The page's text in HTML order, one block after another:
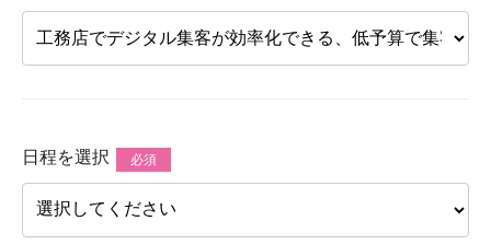
日程を選択 必須